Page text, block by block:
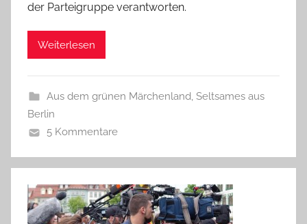
der Parteigruppe verantworten.
Weiterlesen
Aus dem grünen Märchenland, Seltsames aus
Berlin
5 Kommentare